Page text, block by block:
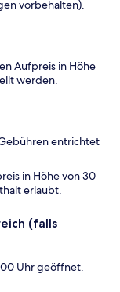
vorbehalten).
Aufpreis in Höhe
werden.
entrichtet
in Höhe von 30
erlaubt.
(falls
Uhr geöffnet.